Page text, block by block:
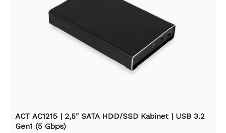
ACT AC1215 | 2,5" SATA HDD/SSD Kabinet | USB 3.2
Gen1 (5 Gbps)